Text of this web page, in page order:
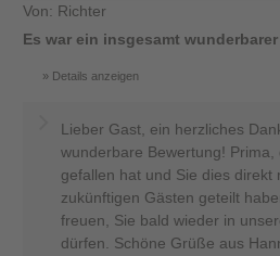
Von: Richter
Es war ein insgesamt
Details anzeigen
Lieber Gast, ein herzliches
wunderbare Bewertung!
gefallen hat und Sie dies direkt
zukünftigen Gästen geteilt
freuen, Sie bald wieder in
dürfen. Schöne Grüße aus